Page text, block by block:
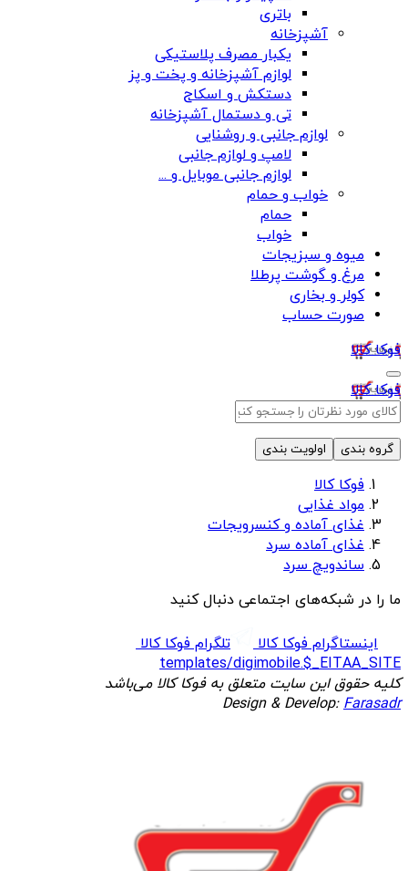
باتری
آشپزخانه
یکبار مصرف پلاستیکی
لوازم آشپزخانه و پخت و پز
دستکش و اسکاج
تی و دستمال آشپزخانه
لوازم جانبی و روشنایی
لامپ و لوازم جانبی
لوازم جانبی موبایل و ...
خواب و حمام
حمام
خواب
میوه و سبزیجات
مرغ و گوشت پرطلا
کولر و بخاری
صورت حساب
فوکا کالا
فوکا کالا
گروه بندی اولویت بندی
فوکا کالا
مواد غذایی
غذای آماده و کنسرویجات
غذای آماده سرد
ساندویچ سرد
ما را در شبکه‌های اجتماعی دنبال کنید
اینستاگرام فوکا کالا
تلگرام فوکا کالا
templates/digimobile.$_EITAA_SITE
کلیه حقوق این سایت متعلق به فوکا کالا می‌باشد
Design & Develop:Farasadr